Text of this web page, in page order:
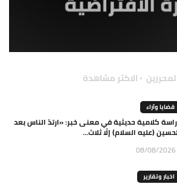
الاكثر مشاهدة
قضايا وآراء
كلامية حديثية في معنى خبر: «ارتدّ الناس بعد
(عليه السلام) إلّا ثلاث...
08/08/2026
اخبار وتقارير